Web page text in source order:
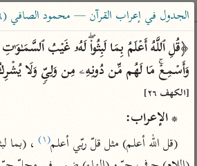
ساهم معنا في نشر القرآن
الباحث القرآني
بحث تفسير علوم
2 or more characters for results.
الجدول في إعراب القرآن — محمود الصافي (١٣٧٦ هـ)
وَأَسۡمِعۡۚ مَا لَهُم مِّن دُونِهِۦ مِن وَلِیࣲّ وَلَا
[الكهف ٢٦]
* الإعراب:
(قل الله أعلم) مثل قلّ ربّي أعلم(١) ، (بما